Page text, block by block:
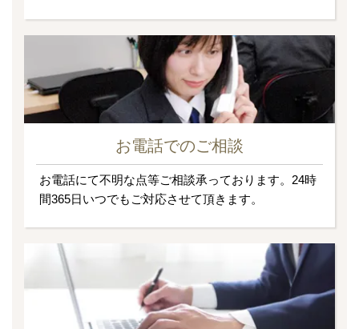
お電話でのご相談
お電話にて不明な点等ご相談承っております。24時
間365日いつでもご対応させて頂きます。